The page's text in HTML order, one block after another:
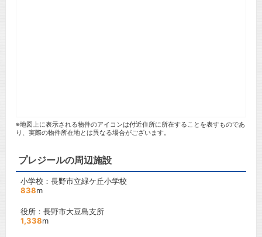
※地図上に表示される物件のアイコンは付近住所に所在することを表すものであ
り、実際の物件所在地とは異なる場合がございます。
プレジールの周辺施設
小学校：長野市立緑ケ丘小学校
838m
役所：長野市大豆島支所
1,338m